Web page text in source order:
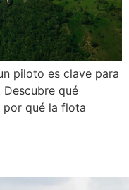
piloto es clave para
qué
por qué la flota